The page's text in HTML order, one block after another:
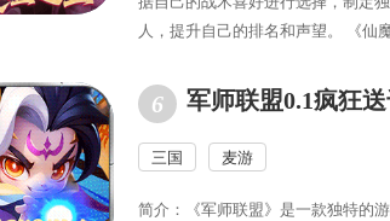
人，提升自己的排名和声望。 《仙
军师联盟0.1疯狂
三国 麦游
简介：《军师联盟》是一款独特的